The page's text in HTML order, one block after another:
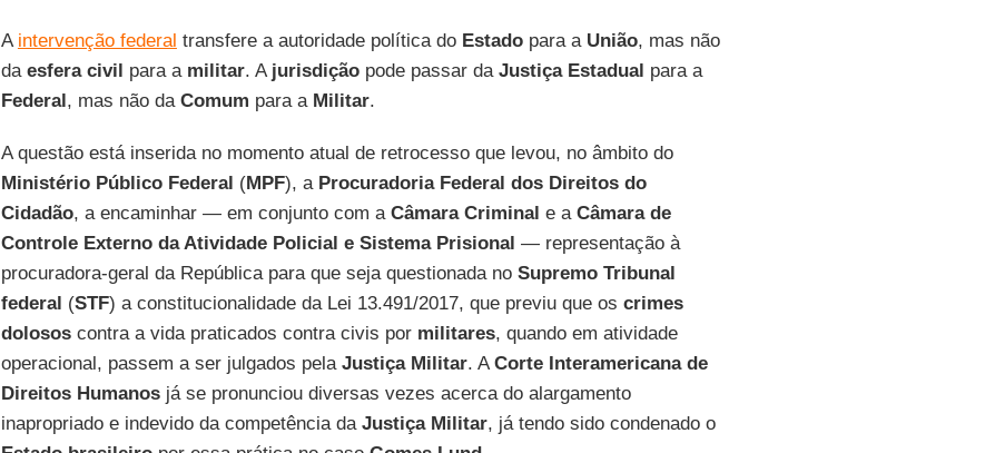
A intervenção federal transfere a autoridade política do Estadopara a União, mas não
da esfera civil para a militar. A jurisdiçãopode passar da Justiça Estadual para a
Federal, mas não daComum para a Militar.
A questão está inserida no momento atual de retrocesso que levou, no âmbito do
Ministério Público Federal (MPF), a Procuradoria Federal dos Direitos do
Cidadão, a encaminhar — em conjunto com a Câmara Criminal e a Câmara de
Controle Externo da Atividade Policial e Sistema Prisional — representação à
procuradora-geral da República para que seja questionada no Supremo Tribunal
federal (STF) a constitucionalidade da Lei 13.491/2017, que previu que os crimes
dolososcontra a vida praticados contra civis por militares, quando em atividade
operacional, passem a ser julgados pela Justiça Militar. ACorte Interamericana de
Direitos Humanosjá se pronunciou diversas vezes acerca do alargamento
inapropriado e indevido da competência da Justiça Militar, já tendo sido condenado o